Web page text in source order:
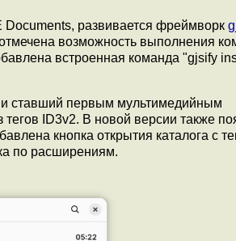
развивается фреймворк
возможность выполнения
встроенная команда "gjsify
ставший первым мультимедийным
ID3v2. В новой версии также
кнопка открытия каталога с
по расширениям.